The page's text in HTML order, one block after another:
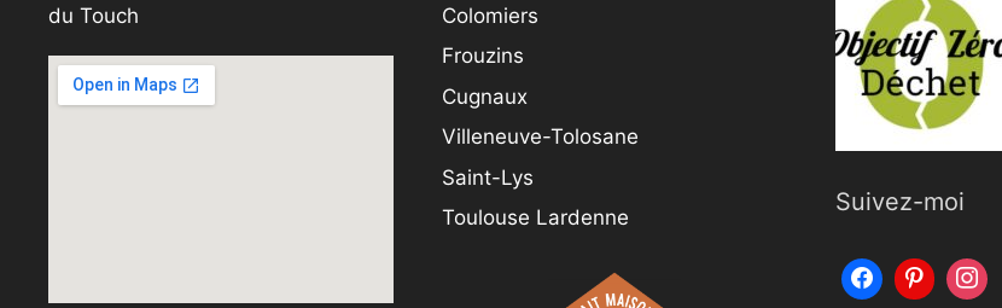
du Touch
Colomiers
Frouzins
Cugnaux
Villeneuve-Tolosane
Saint-Lys
Toulouse Lardenne
Suivez-moi